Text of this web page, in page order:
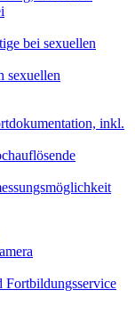
bei sexuellen
sexuellen
inkl.
Fortbildungsservice